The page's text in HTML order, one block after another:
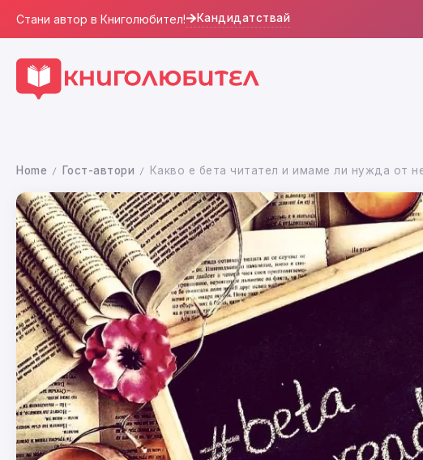
Стани автор в Книголюбител! Кандидатствай
Home / Гост-автори / Какво е бета читател и имаме ли нужда от